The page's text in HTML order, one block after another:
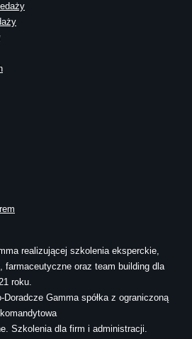
realizującej szkolenia eksperckie,
farmaceutyczne oraz team building dla
roku.
Gamma spółka z ograniczoną
Szkolenia dla firm i administracji.